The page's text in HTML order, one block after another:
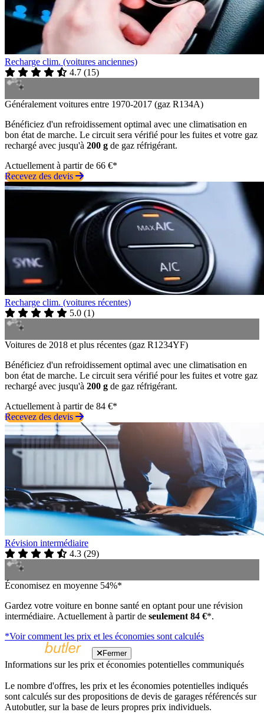
Recharge clim. (voitures anciennes)
4.7 (15)
Généralement voitures entre 1970-2017 (gaz R134A)
Bénéficiez d'un refroidissement optimal avec une climatisation en
bon état de marche. Le circuit sera vérifié pour les fuites et votre gaz
rechargé avec jusqu'à 200 g de gaz réfrigérant.
Actuellement à partir de 66 €*
Recevez des devis
Recharge clim. (voitures récentes)
5.0 (1)
Voitures de 2018 et plus récentes (gaz R1234YF)
Bénéficiez d'un refroidissement optimal avec une climatisation en
bon état de marche. Le circuit sera vérifié pour les fuites et votre gaz
rechargé avec jusqu'à 200 g de gaz réfrigérant.
Actuellement à partir de 84 €*
Recevez des devis
Révision intermédiaire
4.3 (29)
Économisez en moyenne 54%*
Gardez votre voiture en bonne santé en optant pour une révision
intermédiaire. Actuellement à partir de seulement 84 €*.
*Voir comment les prix et les économies sont calculés
Fermer
Informations sur les prix et économies potentielles communiqués
Le nombre d'offres, les prix et les économies potentielles indiqués
sont calculés sur des propositions de devis de garages référencés sur
Autobutler, sur la base de leurs propres prix individuels.